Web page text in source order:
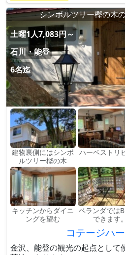
シンボルツリー樫の木
土曜1人7,083円～
石川・能登
6名迄
建物裏側にはシンボ
ルツリー樫の木
ハーベストリ
キッチンからダイニ
ングを望む
ベランダでは
できます。
コテージハ
金沢、能登の観光の起点として